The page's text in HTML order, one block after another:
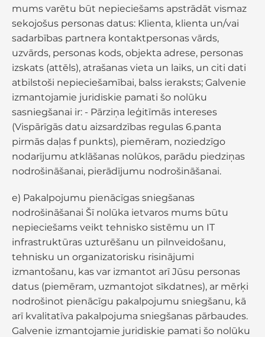
mums varētu būt nepieciešams apstrādāt vismaz
sekojošus personas datus: Klienta, klienta un/vai
sadarbības partnera kontaktpersonas vārds,
uzvārds, personas kods, objekta adrese, personas
izskats (attēls), atrašanas vieta un laiks, un citi dati
atbilstoši nepieciešamībai, balss ieraksts; Galvenie
izmantojamie juridiskie pamati šo nolūku
sasniegšanai ir: - Pārziņa leģitīmās intereses
(Vispārīgās datu aizsardzības regulas 6.panta
pirmās daļas f punkts), piemēram, noziedzīgo
nodarījumu atklāšanas nolūkos, parādu piedziņas
nodrošināšanai, pierādījumu nodrošināšanai.
e) Pakalpojumu pienācīgas sniegšanas
nodrošināšanai Šī nolūka ietvaros mums būtu
nepieciešams veikt tehnisko sistēmu un IT
infrastruktūras uzturēšanu un pilnveidošanu,
tehnisku un organizatorisku risinājumi
izmantošanu, kas var izmantot arī Jūsu personas
datus (piemēram, uzmantojot sīkdatnes), ar mērķi
nodrošinot pienācīgu pakalpojumu sniegšanu, kā
arī kvalitatīva pakalpojuma sniegšanas pārbaudes.
Galvenie izmantojamie juridiskie pamati šo nolūku